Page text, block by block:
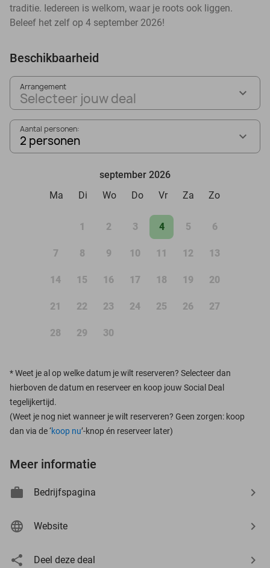
traditie. Iedereen is welkom, waar je roots ook liggen.
Beleef het zelf op 4 september 2026!
Beschikbaarheid
Arrangement
Selecteer jouw deal
Aantal personen:
2 personen
september 2026
Ma
Di Wo Do Vr Za Zo
1 2 3 4 5 6
7 8 9 10 11 12 13
14 15 16 17 18 19 20
21 22 23 24 25 26 27
28 29 30
*Weet je al op welke datum je wilt reserveren? Selecteer dan
hierboven de datum en reserveer en koop jouw Social Deal
tegelijkertijd.
(Weet je nog niet wanneer je wilt reserveren? Geen zorgen: koop
dan via de ‘koop nu’-knop én reserveer later)
Meer informatie
Bedrijfspagina
Website
Deel deze deal